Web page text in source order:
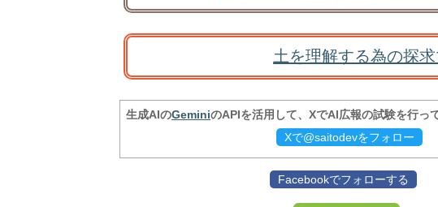
土を理解する為の探求
生成AIのGeminiのAPIを活用して、XでAI広報の試験を行っ
Xで@saitodevをフォロー
Facebookでフォローする